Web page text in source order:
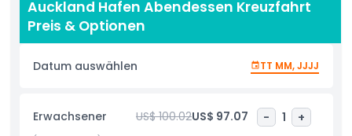
ganz neuen Perspektive zu sehen.
Genießen Sie ein köstliches Mahl, zubereitet mit frischen,
ikonische Sehenswürdigkeiten wie die Auckland Harbour
Abendessen Kreuzfahrt bietet eine intime und friedliche
Auszeit vom Trubel der Stadt, ideal für Paare, Familien und
Auckland Hafen Abendessen Kreuzfahrt
Preis & Optionen
Datum auswählen TT MM, JJJJ
Erwachsener US$ 100.02US$ 97.07 - 1 +